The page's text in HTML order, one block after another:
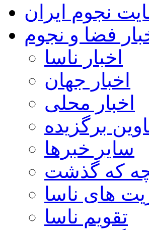
نجوم ایران
فضا و نجوم
اخبار ناسا
اخبار جهان
اخبار محلی
برگزیده
سایر خبرها
که گذشت
های ناسا
تقویم ناسا